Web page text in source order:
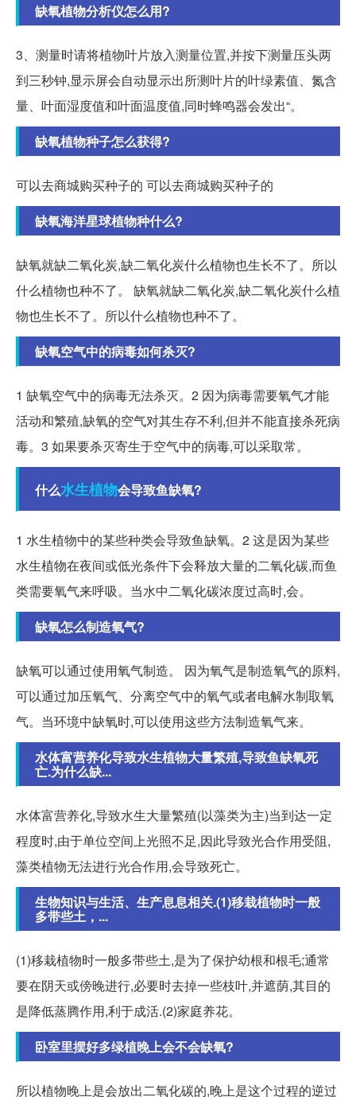
缺氧植物分析仪怎么用?
3、测量时请将植物叶片放入测量位置,并按下测量压头两
到三秒钟,显示屏会自动显示出所测叶片的叶绿素值、氮含
量、叶面湿度值和叶面温度值,同时蜂鸣器会发出“。
缺氧植物种子怎么获得?
可以去商城购买种子的 可以去商城购买种子的
缺氧海洋星球植物种什么?
缺氧就缺二氧化炭,缺二氧化炭什么植物也生长不了。所以
什么植物也种不了。 缺氧就缺二氧化炭,缺二氧化炭什么植
物也生长不了。所以什么植物也种不了。
缺氧空气中的病毒如何杀灭?
1 缺氧空气中的病毒无法杀灭。2 因为病毒需要氧气才能
活动和繁殖,缺氧的空气对其生存不利,但并不能直接杀死病
毒。3 如果要杀灭寄生于空气中的病毒,可以采取常。
什么水生植物会导致鱼缺氧?
1 水生植物中的某些种类会导致鱼缺氧。2 这是因为某些
水生植物在夜间或低光条件下会释放大量的二氧化碳,而鱼
类需要氧气来呼吸。当水中二氧化碳浓度过高时,会。
缺氧怎么制造氧气?
缺氧可以通过使用氧气制造。 因为氧气是制造氧气的原料,
可以通过加压氧气、分离空气中的氧气或者电解水制取氧
气。当环境中缺氧时,可以使用这些方法制造氧气来。
水体富营养化导致水生植物大量繁殖,导致鱼缺氧死
亡.为什么缺...
水体富营养化,导致水生大量繁殖(以藻类为主)当到达一定
程度时,由于单位空间上光照不足,因此导致光合作用受阻,
藻类植物无法进行光合作用,会导致死亡。
生物知识与生活、生产息息相关.(1)移栽植物时一般
多带些土，...
(1)移栽植物时一般多带些土,是为了保护幼根和根毛;通常
要在阴天或傍晚进行,必要时去掉一些枝叶,并遮荫,其目的
是降低蒸腾作用,利于成活.(2)家庭养花。
卧室里摆好多绿植晚上会不会缺氧?
所以植物晚上是会放出二氧化碳的,晚上是这个过程的逆过